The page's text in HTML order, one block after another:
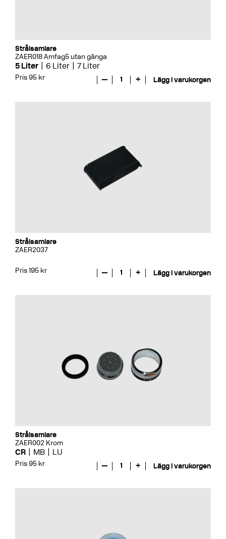
Strålsamlare
ZAER018 Amfag5 utan gänga
5 Liter 6 Liter 7 Liter
Pris 95 kr — 1 + Lägg i varukorgen
Strålsamlare
ZAER2037
Pris 195 kr — 1 + Lägg i varukorgen
Strålsamlare
ZAER002 Krom
CR MB LU
Pris 95 kr — 1 + Lägg i varukorgen